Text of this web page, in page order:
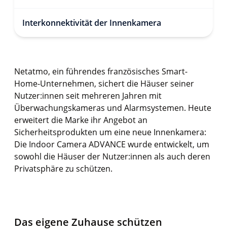
Interkonnektivität der Innenkamera
Netatmo, ein führendes französisches Smart-
Home-Unternehmen, sichert die Häuser seiner
Nutzer:innen seit mehreren Jahren mit
Überwachungskameras und Alarmsystemen. Heute
erweitert die Marke ihr Angebot an
Sicherheitsprodukten um eine neue Innenkamera:
Die Indoor Camera ADVANCE wurde entwickelt, um
sowohl die Häuser der Nutzer:innen als auch deren
Privatsphäre zu schützen.
Das eigene Zuhause schützen